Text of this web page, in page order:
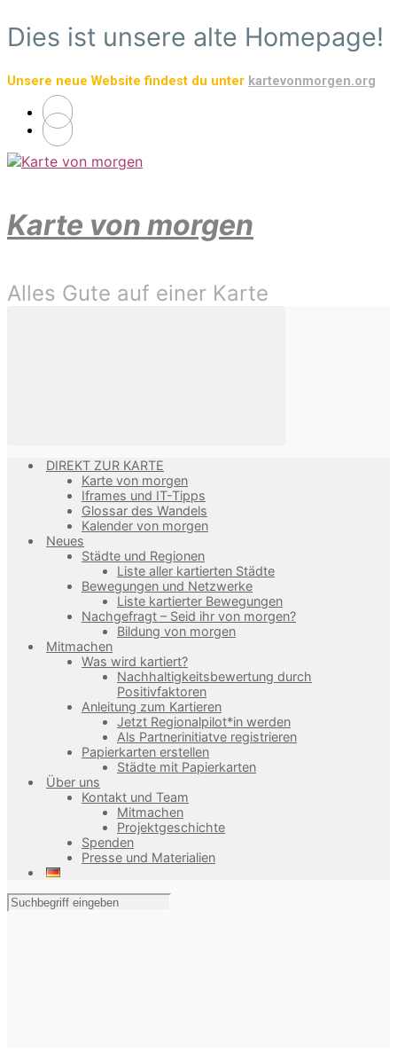
Zum
Hauptinhalt
Dies ist unsere alte Homepage!
Unsere neue Website findest du unter kartevonmorgen.org
Karte von morgen
Alles Gute auf einer Karte
DIREKT ZUR KARTE
Karte von morgen
Iframes und IT-Tipps
Glossar des Wandels
Kalender von morgen
Neues
Städte und Regionen
Liste aller kartierten Städte
Bewegungen und Netzwerke
Liste kartierter Bewegungen
Nachgefragt – Seid ihr von morgen?
Bildung von morgen
Mitmachen
Was wird kartiert?
Nachhaltigkeitsbewertung durch
Positivfaktoren
Anleitung zum Kartieren
Jetzt Regionalpilot*in werden
Als Partnerinitiatve registrieren
Papierkarten erstellen
Städte mit Papierkarten
Über uns
Kontakt und Team
Mitmachen
Projektgeschichte
Spenden
Presse und Materialien